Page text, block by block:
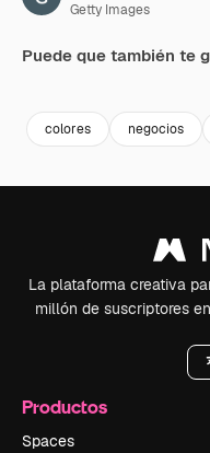
Getty Images
Puede que también te
colores negocios
La plataforma creativa
millón de suscriptores
Productos
Spaces